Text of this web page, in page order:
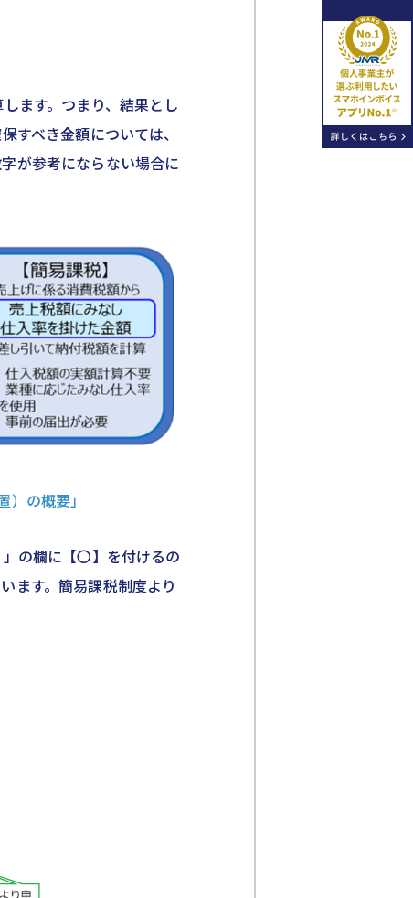
ます。つまり、結果とし
すべき金額については、
が参考にならない場合に
の概要」
の欄に【〇】を付けるの
ます。簡易課税制度より